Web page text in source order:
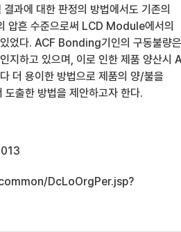
과에 대한 판정의 방법에서도 기존의
압흔 수준으로써 LCD Module에서의
었다. ACF Bonding기인의 구동불량은
지하고 있으며, 이로 인한 제품 양산시
더 용이한 방법으로 제품의 양/불을
출한 방법을 제안하고자 한다.
DcLoOrgPer.jsp?